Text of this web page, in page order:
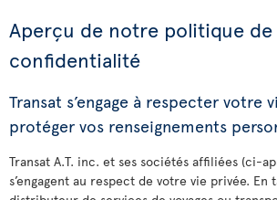
Aperçu de notre politique de
confidentialité
Transat s’engage à respecter votre
protéger vos renseignements
Transat A.T. inc. et ses sociétés affiliées (ci-
s’engagent au respect de votre vie privée. En